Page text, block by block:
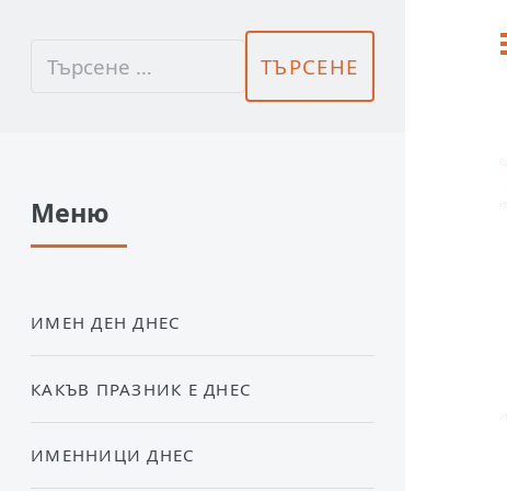
Меню
ИМЕН ДЕН ДНЕС
КАКЪВ ПРАЗНИК Е ДНЕС
ИМЕННИЦИ ДНЕС